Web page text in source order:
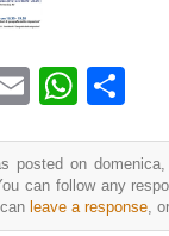
Email
posted on
can follow any
leave a response,